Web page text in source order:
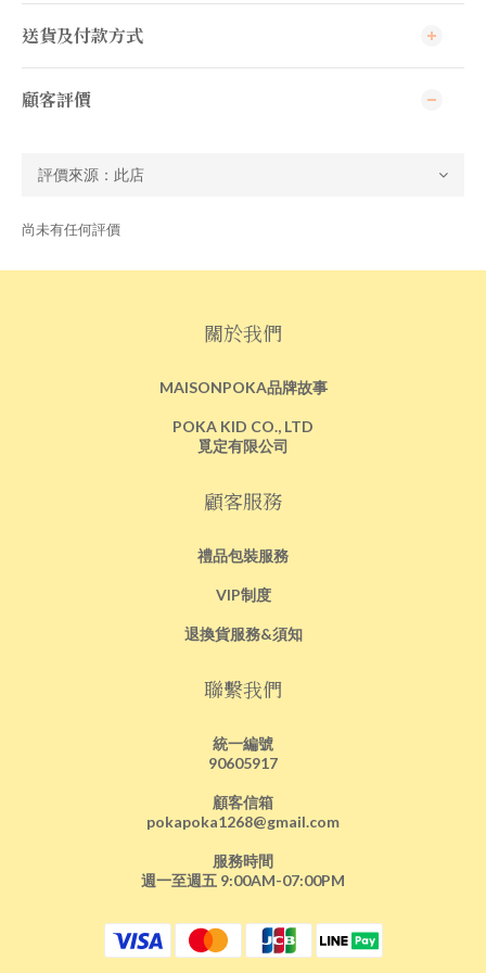
送貨及付款方式
顧客評價
尚未有任何評價
關於我們
MAISONPOKA品牌故事
POKA KID CO., LTD
覓定有限公司
顧客服務
禮品包裝服務
VIP制度
退換貨服務&須知
聯繫我們
統一編號
90605917
顧客信箱
pokapoka1268@gmail.com
服務時間
週一至週五 9:00AM-07:00PM